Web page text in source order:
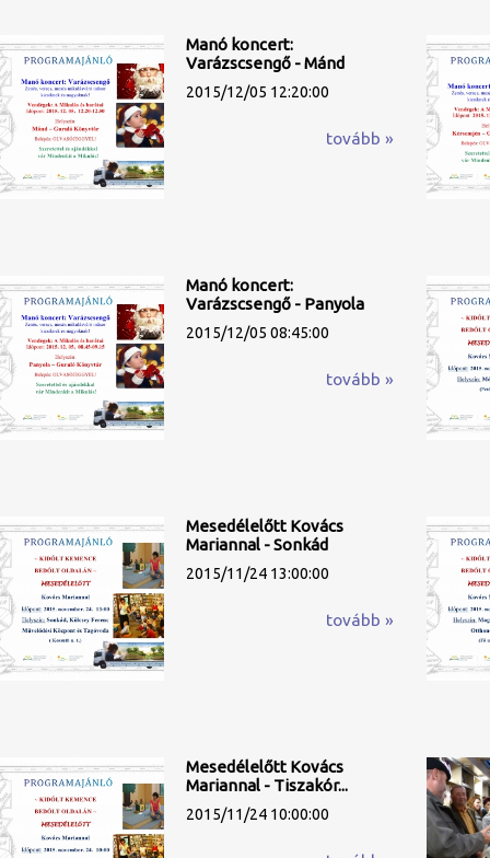
Manó koncert:
Varázscsengő - Mánd
2015/12/05 12:20:00
tovább »
Manó koncert:
Varázscsengő - Panyola
2015/12/05 08:45:00
tovább »
Mesedélelőtt Kovács
Mariannal - Sonkád
2015/11/24 13:00:00
tovább »
Mesedélelőtt Kovács
Mariannal - Tiszakór...
2015/11/24 10:00:00